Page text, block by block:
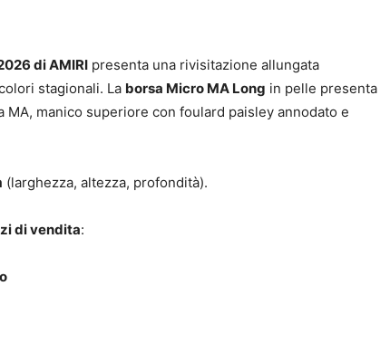
di AMIRI presenta una rivisitazione allungata
stagionali. La borsa Micro MA Long in pelle presenta
manico superiore con foulard paisley annodato e
(larghezza, altezza, profondità).
di vendita: